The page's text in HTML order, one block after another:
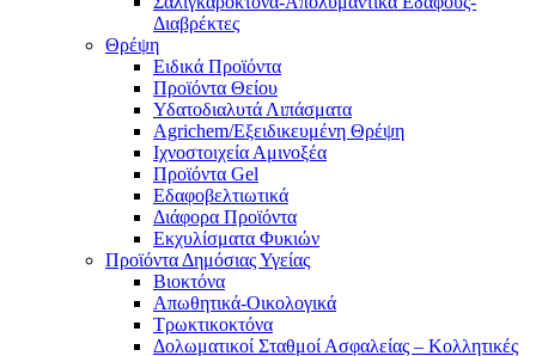
Διαβρέκτες
Θρέψη
Ειδικά Προϊόντα
Προϊόντα Θείου
Υδατοδιαλυτά Λιπάσματα
Agrichem/Εξειδικευμένη Θρέψη
Ιχνοστοιχεία Αμινοξέα
Προϊόντα Gel
Εδαφοβελτιωτικά
Διάφορα Προϊόντα
Εκχυλίσματα Φυκιών
Προϊόντα Δημόσιας Υγείας
Βιοκτόνα
Απωθητικά-Οικολογικά
Τρωκτικοκτόνα
Δολωματικοί Σταθμοί Ασφαλείας – Κολλητικές